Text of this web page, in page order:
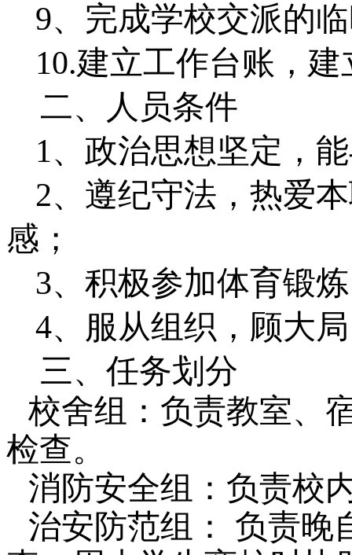
9、完成学校交派的
10.建立工作台账，
二、
人员条件
1、政治思想坚定，
2、遵纪守法，热爱
感；
3、积极参加体育锻
4、服从组织，顾大
三、任务划分
校舍组：负责教室、
检查。
消防安全组：负责校
治安防范组： 负责晚